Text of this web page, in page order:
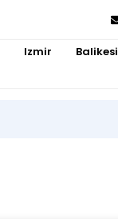
Izmir